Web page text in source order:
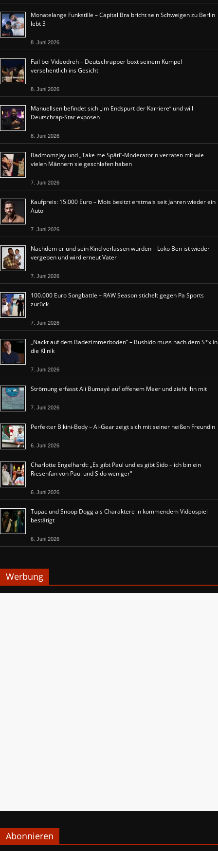
Monatelange Funkstille – Capital Bra bricht sein Schweigen zu Berlin
lebt 3
8. Juni 2026
Fail bei Videodreh – Deutschrapper boxt seinem Kumpel
versehentlich ins Gesicht
8. Juni 2026
Manuellsen befindet sich „im Endspurt der Karriere“ und will
Deutschrap-Star exposen
8. Juni 2026
Badmomzjay und „Take me Späti“-Moderatorin verraten mit wie
vielen Männern sie geschlafen haben
7. Juni 2026
Kaufpreis: 15.000 Euro – Mois besitzt erstmals seit Jahren wieder ein
Auto
7. Juni 2026
Nachdem er und sein Kind verlassen wurden – Loko Ben ist wieder
vergeben und wird erneut Vater
7. Juni 2026
100.000 Euro Songbattle – RAW Season stichelt gegen Pa Sports
zurück
7. Juni 2026
„Nackt auf dem Badezimmerboden“ – Bushido muss nach dem S*x in
die Klinik
7. Juni 2026
Strömung erfasst Ali Bumayé auf offenem Meer und zieht ihn mit
7. Juni 2026
Perfekter Bikini-Body – Al-Gear zeigt sich mit seiner heißen Freundin
6. Juni 2026
Charlotte Engelhardt: „Es gibt Paul und es gibt Sido – ich bin ein
Riesenfan von Paul und Sido weniger“
6. Juni 2026
Tupac und Snoop Dogg als Charaktere in kommendem Videospiel
bestätigt
6. Juni 2026
Werbung
Abonnieren